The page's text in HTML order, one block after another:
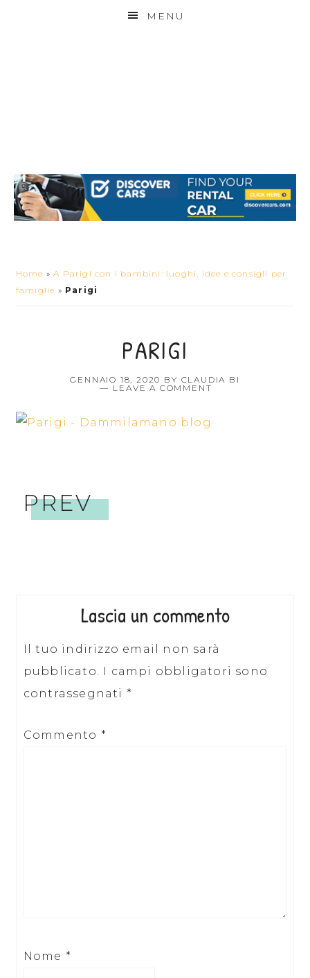
MENU
Home »A Parigi con i bambini: luoghi, idee e consigli per
famiglie » Parigi
PARIGI
GENNAIO 18, 2020 BY CLAUDIA BI
LEAVE A COMMENT
PREV
Lascia un commento
Il tuo indirizzo email non sarà
pubblicato. I campi obbligatori sono
contrassegnati *
Commento *
Nome *